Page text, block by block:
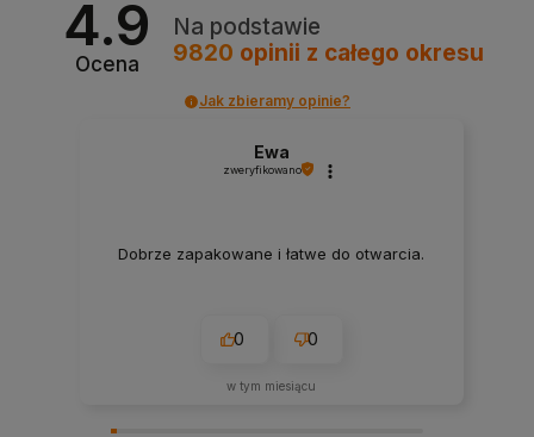
4.9
Ocena
Na podstawie
9820 opinii z całego okresu
Jak zbieramy opinie?
Ewa
zweryfikowano
Dobrze zapakowane i łatwe do otwarcia.
0 0
w tym miesiącu